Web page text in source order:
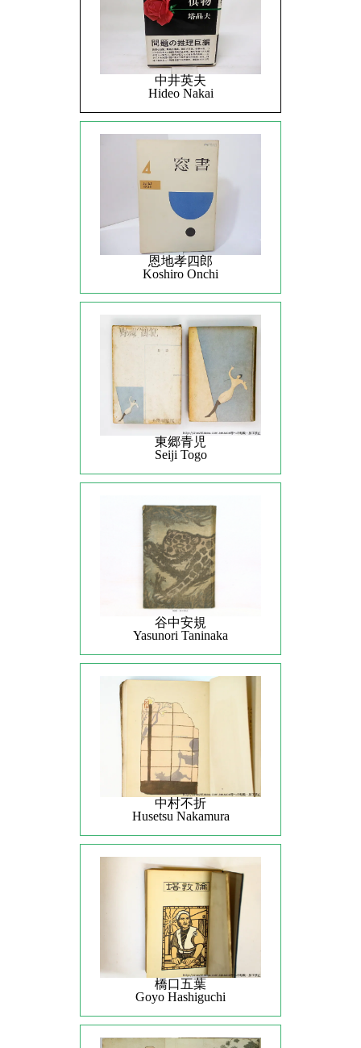
中井英夫
Hideo Nakai
恩地孝四郎
Koshiro Onchi
東郷青児
Seiji Togo
谷中安規
Yasunori Taninaka
中村不折
Husetsu Nakamura
橋口五葉
Goyo Hashiguchi